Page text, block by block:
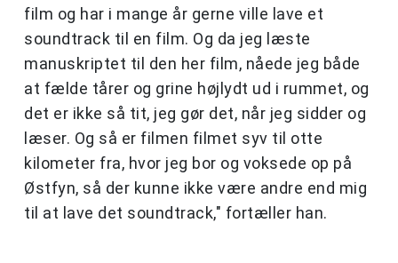
film og har i mange år gerne ville lave et
soundtrack til en film. Og da jeg læste
manuskriptet til den her film, nåede jeg både
at fælde tårer og grine højlydt ud i rummet, og
det er ikke så tit, jeg gør det, når jeg sidder og
læser. Og så er filmen filmet syv til otte
kilometer fra, hvor jeg bor og voksede op på
Østfyn, så der kunne ikke være andre end mig
til at lave det soundtrack," fortæller han.